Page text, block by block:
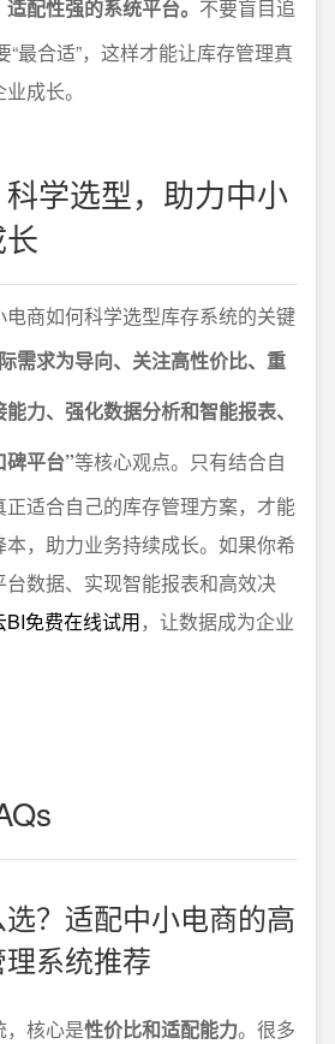
配性强的系统平台。 不要盲目追
“最合适”，这样才能让库存管理真
成长。
学选型，助力中小
商如何科学选型库存系统的关键
需求为导向、关注高性价比、重
力、强化数据分析和智能报表、
平台”等核心观点。只有结合自
适合自己的库存管理方案，才能
，助力业务持续成长。如果你希
数据、实现智能报表和高效决
BI免费在线试用，让数据成为企业
？适配中小电商的高
系统推荐
，核心是性价比和适配能力。很多